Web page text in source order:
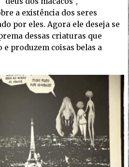
a existência dos seres
por eles. Agora ele deseja se
dessas criaturas que
produzem coisas belas a